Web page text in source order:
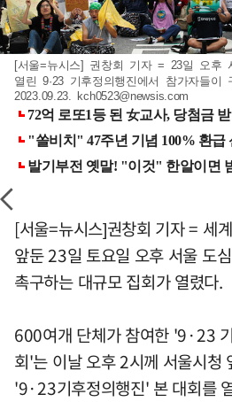
[서울=뉴시스] 권창회 기자 = 23일 오후
열린 9·23 기후정의행진에서 참가자들이
2023.09.23. kch0523@newsis.com
[서울=뉴시스]권창회 기자 = 세
앞둔 23일 토요일 오후 서울 도
촉구하는 대규모 집회가 열렸다.
600여개 단체가 참여한 '9·23
회'는 이날 오후 2시께 서울시청
'9·23기후정의행진' 본 대회를